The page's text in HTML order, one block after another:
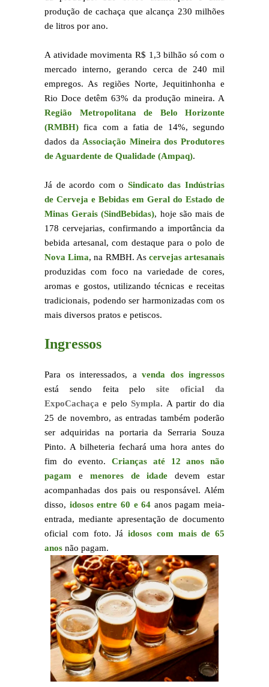
produção de cachaça que alcança 230 milhões
de litros por ano.
A atividade movimenta R$ 1,3 bilhão só com o
mercado interno, gerando cerca de 240 mil
empregos. As regiões Norte, Jequitinhonha e
Rio Doce detêm 63% da produção mineira. A
Região Metropolitana de Belo Horizonte
(RMBH) fica com a fatia de 14%, segundo
dados da Associação Mineira dos Produtores
de Aguardente de Qualidade (Ampaq).
Já de acordo com o Sindicato das Indústrias
de Cerveja e Bebidas em Geral do Estado de
Minas Gerais (SindBebidas), hoje são mais de
178 cervejarias, confirmando a importância da
bebida artesanal, com destaque para o polo de
Nova Lima, na RMBH. As cervejas artesanais
produzidas com foco na variedade de cores,
aromas e gostos, utilizando técnicas e receitas
tradicionais, podendo ser harmonizadas com os
mais diversos pratos e petiscos.
Ingressos
Para os interessados, a venda dos ingressos
está sendo feita pelosite oficial da
ExpoCachaça e peloSympla. A partir do dia
25 de novembro, as entradas também poderão
ser adquiridas na portaria da Serraria Souza
Pinto. A bilheteria fechará uma hora antes do
fim do evento.Crianças até 12 anos não
pagam e menores de idade devem estar
acompanhadas dos pais ou responsável. Além
disso, idosos entre 60 e 64 anos pagam meia-
entrada, mediante apresentação de documento
oficial com foto. Já idosos com mais de 65
anos não pagam.